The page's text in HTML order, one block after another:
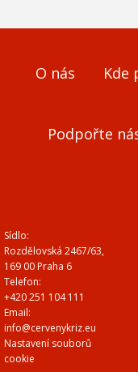
O nás Kde
Podpořte
Sídlo:
Rozdělovská 2467/63,
169 00 Praha 6
Telefon:
+420 251 104 111
Email:
info@cervenykriz.eu
Nastavení souborů
cookie